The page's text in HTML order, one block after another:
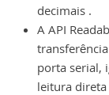
decimais .
A API
porta serial,
leitura